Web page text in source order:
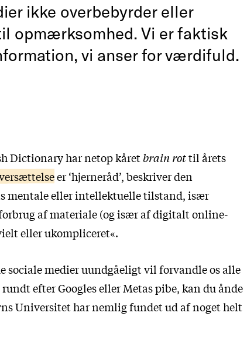
ikke overbebyrder eller
opmærksomhed. Vi er faktisk
vi anser for værdifuld.
Dictionary har netop kåretbrain rottil årets
er ‘hjerneråd’, beskriver den
mentale eller intellektuelle tilstand, især
af materiale (og især af digitalt online-
eller ukompliceret«.
sociale medier uundgåeligt vil forvandle os alle
efter Googles eller Metas pibe, kan du ånde
Universitet har nemlig fundet ud af noget helt